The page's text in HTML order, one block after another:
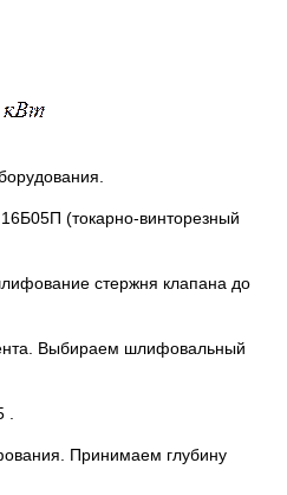
(токарно-винторезный
стержня клапана до
Выбираем шлифовальный
Принимаем глубину